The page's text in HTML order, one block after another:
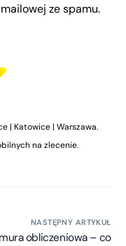
ze spamu.
| Katowice | Warszawa.
na zlecenie.
NASTĘPNY ARTYKUŁ
obliczeniowa – co